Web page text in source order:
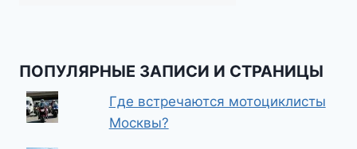
ПОПУЛЯРНЫЕ ЗАПИСИ И СТРАНИЦЫ
Где встречаются мотоциклисты
Москвы?